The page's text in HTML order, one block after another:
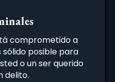
comprometido a
posible para
o un ser querido
delito.